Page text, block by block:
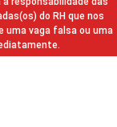
do RH que nos
uma vaga falsa ou uma